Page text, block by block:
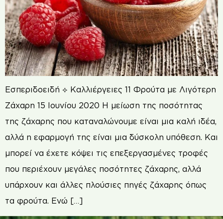
Εσπεριδοειδή ⟡ Καλλιέργειες 11 Φρούτα με Λιγότερη
Ζάχαρη 15 Ιουνίου 2020 Η μείωση της ποσότητας
της ζάχαρης που καταναλώνουμε είναι μια καλή ιδέα,
αλλά η εφαρμογή της είναι μια δύσκολη υπόθεση. Και
μπορεί να έχετε κόψει τις επεξεργασμένες τροφές
που περιέχουν μεγάλες ποσότητες ζάχαρης, αλλά
υπάρχουν και άλλες πλούσιες πηγές ζάχαρης όπως
τα φρούτα. Ενώ […]